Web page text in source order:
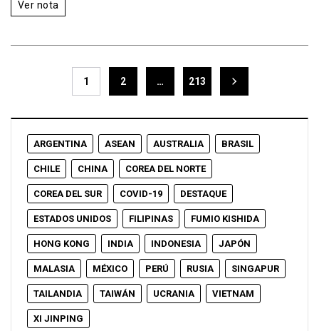
Ver nota
1 2 … 213
ARGENTINA ASEAN AUSTRALIA BRASIL
CHILE CHINA COREA DEL NORTE
COREA DEL SUR COVID-19 DESTAQUE
ESTADOS UNIDOS FILIPINAS FUMIO KISHIDA
HONG KONG INDIA INDONESIA JAPÓN
MALASIA MÉXICO PERÚ RUSIA SINGAPUR
TAILANDIA TAIWÁN UCRANIA VIETNAM
XI JINPING